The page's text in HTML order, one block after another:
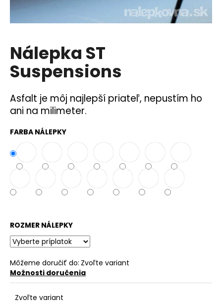
Nálepka ST
Suspensions
Asfalt je môj najlepší priateľ, nepustím ho
ani na milimeter.
FARBA NÁLEPKY
ROZMER NÁLEPKY
Môžeme doručiť do: Zvoľte variant
Možnosti doručenia
Zvoľte variant
á
j
ť
?
O
d
p
o
č
a
m